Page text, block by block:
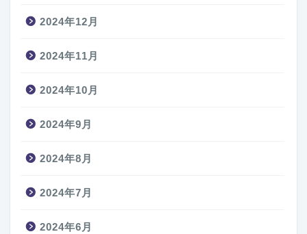
2024年12月
2024年11月
2024年10月
2024年9月
2024年8月
2024年7月
2024年6月